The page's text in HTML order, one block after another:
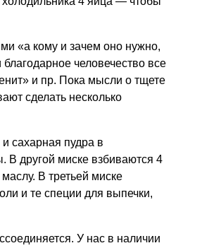
«а кому и зачем оно нужно,
человечество все
и пр. Пока мысли о тщете
сделать несколько
сахарная пудра в
В другой миске взбиваются 4
В третьей миске
и те специи для выпечки,
У нас в наличии